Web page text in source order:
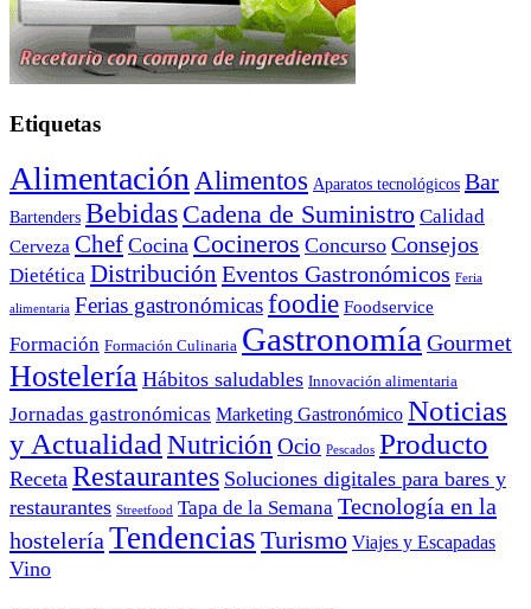
Etiquetas
Alimentación Alimentos Aparatos tecnológicos Bar
Bartenders Bebidas Cadena de Suministro Calidad
Cerveza Chef Cocina Cocineros Concurso Consejos
Dietética Distribución Eventos Gastronómicos Feria
alimentaria Ferias gastronómicasfoodie Foodservice
Formación Formación Culinaria Gastronomía Gourmet
Hostelería Hábitos saludables Innovación alimentaria
Jornadas gastronómicas Marketing Gastronómico Noticias
y Actualidad Nutrición Ocio Pescados Producto
Receta Restaurantes Soluciones digitales para bares y
restaurantes Streetfood Tapa de la Semana Tecnología en la
hostelería Tendencias Turismo Viajes y Escapadas
Vino